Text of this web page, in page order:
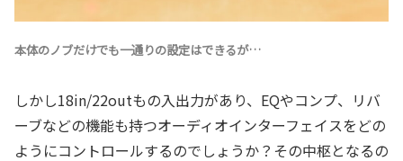
本体のノブだけでも一通りの設定はできるが…
しかし18in/22outもの入出力があり、EQやコンプ、リバ
ーブなどの機能も持つオーディオインターフェイスをどの
ようにコントロールするのでしょうか？その中枢となるの